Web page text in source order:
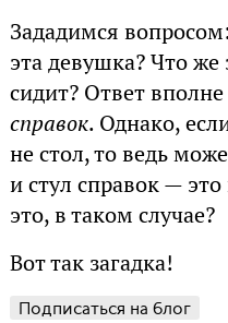
Зададимся
эта девушка? Что же
сидит? Ответ
справок. Однако,
не стол, то ведь
и стул справок —
это, в таком случае?
Вот так загадка!
Подписаться на блог